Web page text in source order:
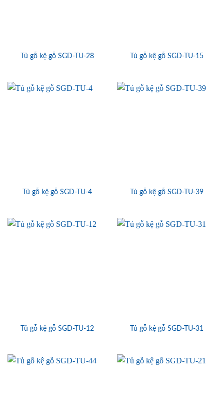
Tủ gỗ kệ gỗ SGD-TU-28 Tủ gỗ kệ gỗ SGD-TU-15
Tủ gỗ kệ gỗ SGD-TU-4 Tủ gỗ kệ gỗ SGD-TU-39
Tủ gỗ kệ gỗ SGD-TU-12 Tủ gỗ kệ gỗ SGD-TU-31